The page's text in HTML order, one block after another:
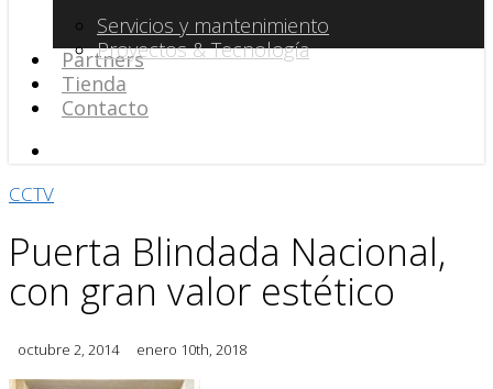
Servicios y mantenimiento
Proyectos & Tecnología
Partners
Tienda
Contacto
CCTV
Puerta Blindada Nacional,
con gran valor estético
octubre 2, 2014 enero 10th, 2018